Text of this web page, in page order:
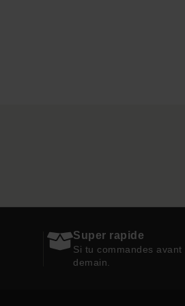
Super rapide
Si tu commandes avant
demain.